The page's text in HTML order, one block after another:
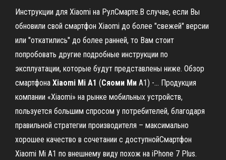
Инструкции для Xiaomi на РулСмарте.В случае, если Вы
обновили свой смартфон Xiaomi до более "свежей" версии
или "откатились" до более ранней, то Вам стоит
попробовать другие подробные инструкции по
эксплуатации, которые будут представлены ниже. Обзор
смартфона Xiaomi Mi A1 (Сяоми Ми А1) -… Продукция
компании «Xiaomi» на рынке мобильных устройств,
пользуется большим спросом у потребителей, благодаря
правильной стратегии производителя – максимально
хорошее качество в сочетании с доступнойСмартфон
Xiaomi Mi A1 по внешнему виду похож на iPhone 7 Plus.